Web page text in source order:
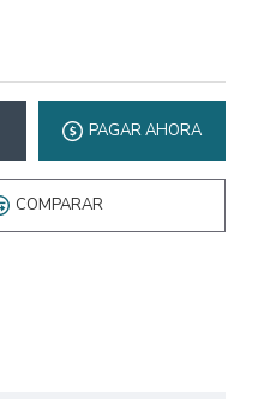
PAGAR AHORA
COMPARAR